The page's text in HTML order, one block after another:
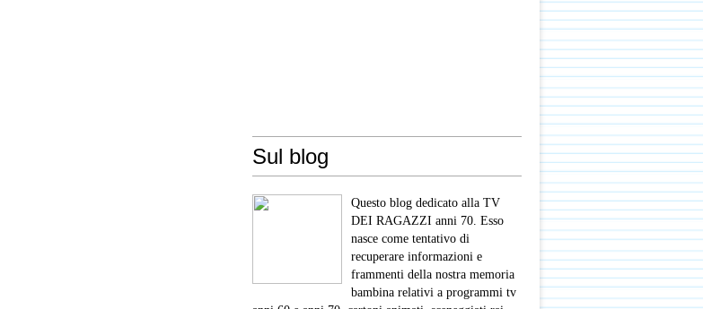
Sul blog
Questo blog dedicato alla TV
DEI RAGAZZI anni 70. Esso
nasce come tentativo di
recuperare informazioni e
frammenti della nostra memoria
bambina relativi a programmi tv